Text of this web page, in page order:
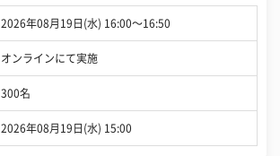
2026年08月19日(水) 16:00〜16:50
オンラインにて実施
300名
2026年08月19日(水) 15:00